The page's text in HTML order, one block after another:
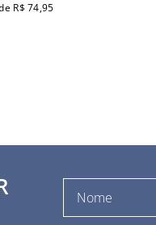
R$ 74,95